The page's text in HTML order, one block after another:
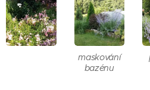
maskování
bazénu